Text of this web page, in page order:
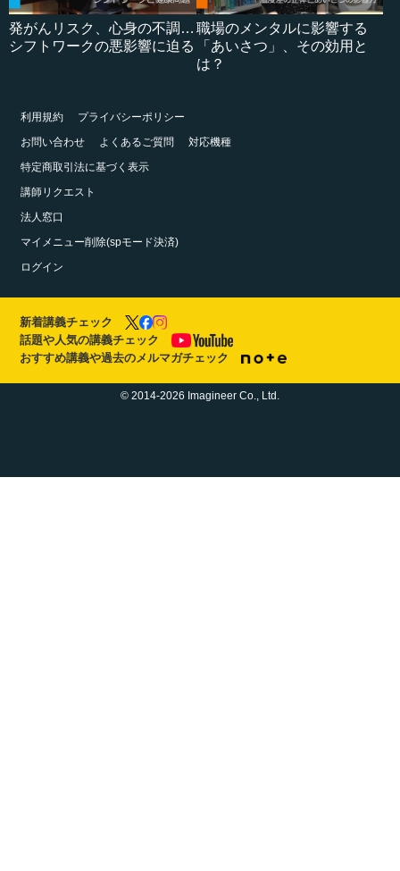
発がんリスク、心身の不調…
シフトワークの悪影響に迫る
職場のメンタルに影響する
「あいさつ」、その効用と
は？
利用規約
プライバシーポリシー
お問い合わせ
よくあるご質問
対応機種
特定商取引法に基づく表示
講師リクエスト
法人窓口
マイメニュー削除(spモード決済)
ログイン
新着講義チェック
話題や人気の講義チェック
おすすめ講義や過去のメルマガチェック
© 2014-2026 Imagineer Co., Ltd.